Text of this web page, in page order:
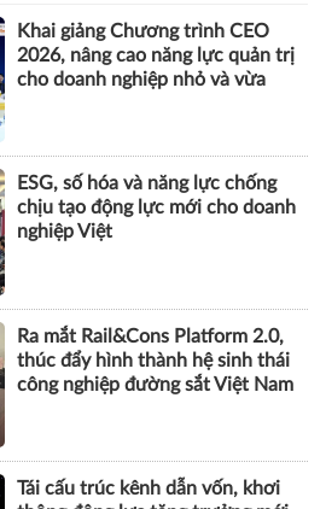
ESG, số hóa và năng lực chống
chịu tạo động lực mới cho doanh
nghiệp Việt
Ra mắt Rail&Cons Platform 2.0,
thúc đẩy hình thành hệ sinh thái
công nghiệp đường sắt Việt Nam
Tái cấu trúc kênh dẫn vốn, khơi
thông động lực tăng trưởng mới